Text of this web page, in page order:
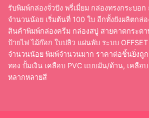
รับพิมพ์กล่องจั่วปัง พรี่เมี่ยม กล่องทรงกระบอ
จำนวนน้อย เริ่มต้นที่ 100 ใบ อีกทั้งยังผลิตกล่
สินค้าพิมพ์กล่องครีม กล่องสบู่ สายคาดกระดา
ป้ายไฟ ไม้ก๊อก ใบปลิว แผ่นพับ ระบบ OFFSET
จำนวนน้อย พิมพ์จำนวนมาก ราคาต่อชิ้นยิ่งถู
ทอง ปั้มเงิน เคลือบ PVC แบบมัน/ด้าน, เคลือ
หลากหลายสี